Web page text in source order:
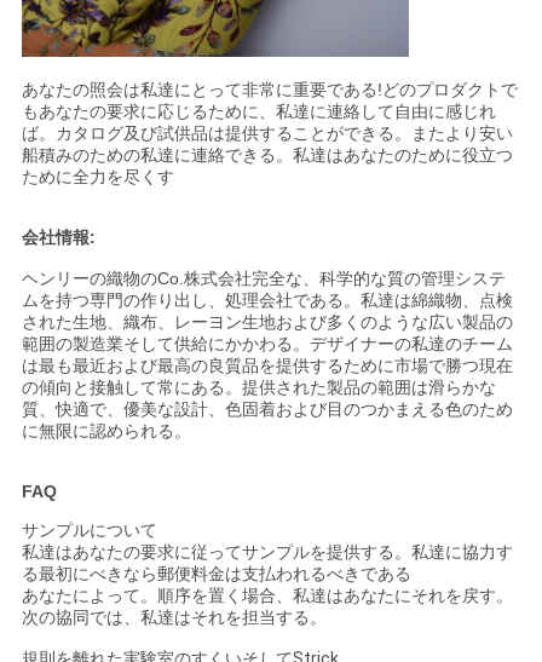
な
さ
い
図
PRIVACY
POLICY
あなたの照会は私達にとって非常に重要である!どのプロダクトで
もあなたの要求に応じるために、私達に連絡して自由に感じれ
ば。カタログ及び試供品は提供することができる。またより安い
船積みのための私達に連絡できる。私達はあなたのために役立つ
ために全力を尽くす
会社情報:
ヘンリーの織物のCo.株式会社完全な、科学的な質の管理システ
ムを持つ専門の作り出し、処理会社である。私達は綿織物、点検
された生地、織布、レーヨン生地および多くのような広い製品の
範囲の製造業そして供給にかかわる。デザイナーの私達のチーム
は最も最近および最高の良質品を提供するために市場で勝つ現在
の傾向と接触して常にある。提供された製品の範囲は滑らかな
質、快適で、優美な設計、色固着および目のつかまえる色のため
に無限に認められる。
FAQ
サンプルについて
私達はあなたの要求に従ってサンプルを提供する。私達に協力す
る最初にべきなら郵便料金は支払われるべきである
あなたによって。順序を置く場合、私達はあなたにそれを戻す。
次の協同では、私達はそれを担当する。